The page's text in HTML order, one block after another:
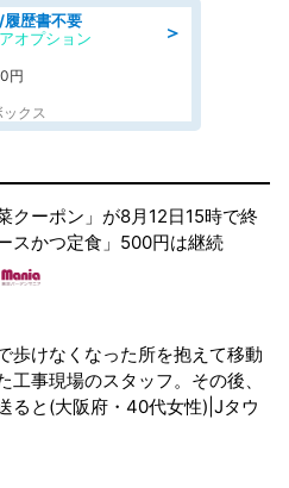
＞
歴書不要
オプション
円
クス
クーポン」が8月12日15時で終
スかつ定食」500円は継続
歩けなくなった所を抱えて移動
工事現場のスタッフ。その後、
ると(大阪府・40代女性)|Jタウ